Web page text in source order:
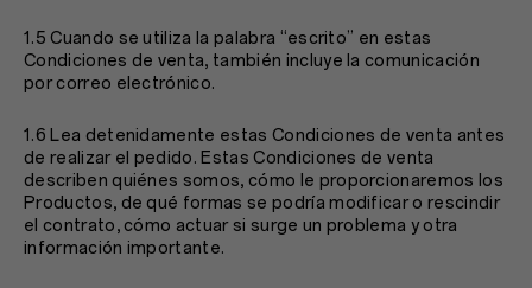
1.5 Cuando se utiliza la palabra “escrito” en estas
Condiciones de venta, también incluye la comunicación
por correo electrónico.
1.6 Lea detenidamente estas Condiciones de venta antes
de realizar el pedido. Estas Condiciones de venta
describen quiénes somos, cómo le proporcionaremos los
Productos, de qué formas se podría modificar o rescindir
el contrato, cómo actuar si surge un problema y otra
información importante.